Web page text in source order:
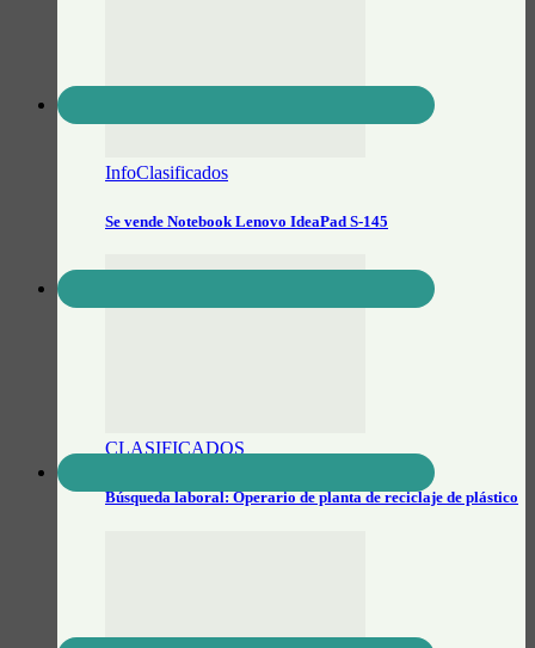
InfoClasificados
Se vende Notebook Lenovo IdeaPad S-145
CLASIFICADOS
Búsqueda laboral: Operario de planta de reciclaje de plástico